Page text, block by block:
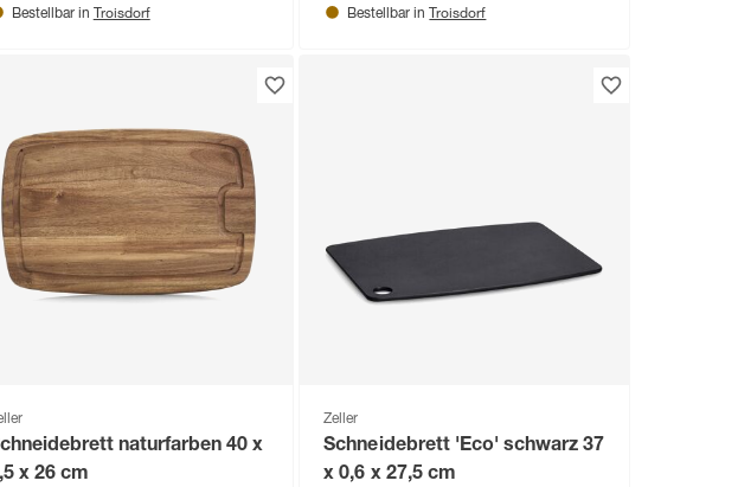
Bestellbar in Troisdorf
Bestellbar in Troisdorf
naturfarben 40 x
x 26 cm
Zeller
Schneidebrett 'Eco' schwarz 37
x 0,6 x 27,5 cm